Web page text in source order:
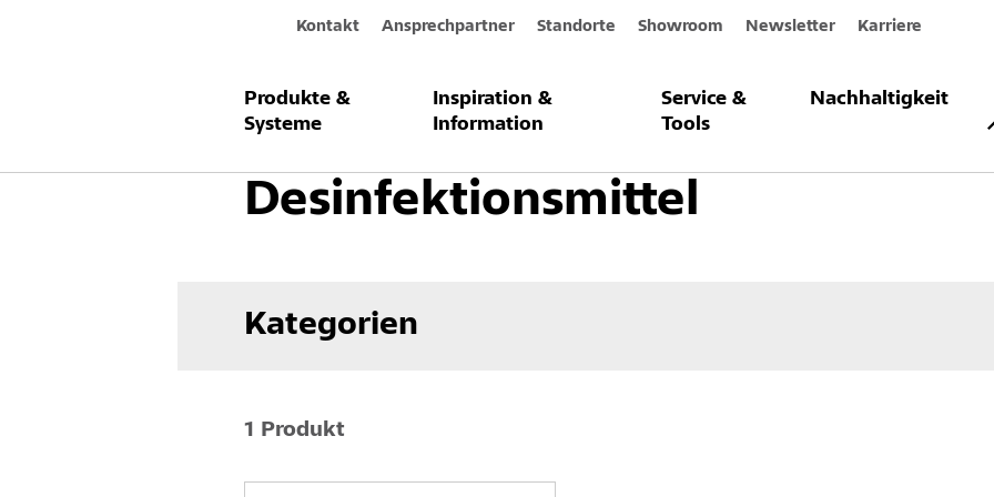
Kontakt Ansprechpartner Standorte Showroom Newsletter Karriere
Produkte &
Systeme
Inspiration &
Information
Service &
Tools
Nachhaltigkeit
Produkte & Systeme Fassade Fassadenbeschichtungen Desinfektionsmittel
Desinfektionsmittel
Kategorien
1 Produkt